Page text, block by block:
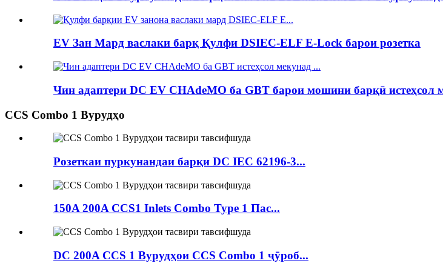
EV Зан Мард васлаки барқ ​​Қулфи DSIEC-ELF E-Lock барои розетка
Чин адаптери DC EV CHAdeMO ба GBT барои мошини барқӣ истеҳсол
CCS Combo 1 Вурудҳо
Розеткаи пуркунандаи барқи DC IEC 62196-3...
150A 200A CCS1 Inlets Combo Type 1 Пас...
DC 200A CCS 1 Вурудҳои CCS Combo 1 ҷӯроб...